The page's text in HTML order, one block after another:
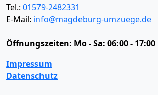
Tel.: 01579-2482331
E-Mail: info@magdeburg-umzuege.de
Öffnungszeiten: Mo - Sa: 06:00 -
Impressum
Datenschutz